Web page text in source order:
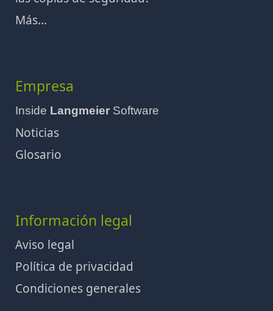
Más...
Empresa
Inside Langmeier Software
Noticias
Glosario
Información legal
Aviso legal
Política de privacidad
Condiciones generales